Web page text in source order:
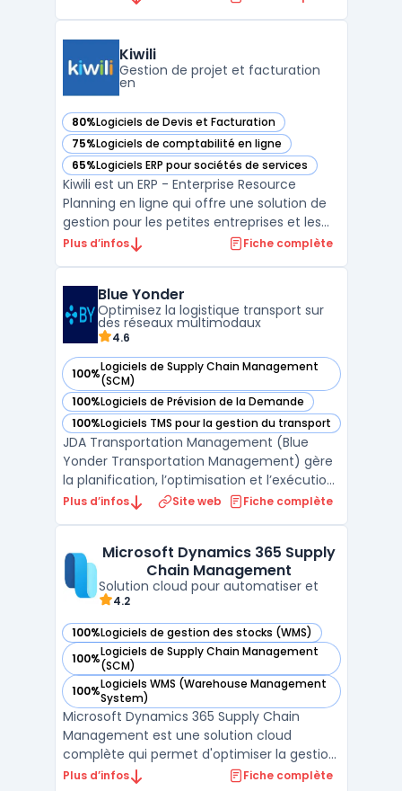
et WooCommerce. Avec erplain, vous
pouvez gére ...
Kiwili
Gestion de projet et facturation
en
80%Logiciels de Devis et Facturation
— voir Kiwili dans cette catégorie
75%Logiciels de comptabilité en ligne
— voir Kiwili dans cette catégorie
65%Logiciels ERP pour sociétés de services
— voir Kiwili dans cette catégorie
Kiwili est un ERP - Enterprise Resource
Planning en ligne qui offre une solution de
gestion pour les petites entreprises et les
travailleurs autonomes. Kiwili permet une
création de devis, la gestion de stock et la g
...
Plus d’infos Fiche complète
Blue Yonder
Optimisez la logistique transport sur
des réseaux multimodaux
4.6
100%Logiciels de Supply Chain Management
(SCM)
— voir Blue Yonder dans cette catégorie
100%Logiciels de Prévision de la Demande
— voir Blue Yonder dans cette catégorie
100%Logiciels TMS pour la gestion du transport
— voir Blue Yonder dans cette catégorie
JDA Transportation Management (Blue
Yonder Transportation Management) gère
la planification, l’optimisation et l’exécution
des transports dans des réseaux mondiaux
des contraintes de coûts, de disponibilité de
capacit ...
Plus d’infos Site web Fiche complète
Microsoft Dynamics 365 Supply
Chain Management
Solution cloud pour automatiser et
4.2
100%Logiciels de gestion des stocks (WMS)
— voir Microsoft Dynamics 365 Supply Chain Management
100%Logiciels de Supply Chain Management
(SCM)
— voir Microsoft Dynamics 365 Supply Chain
100%Logiciels WMS (Warehouse Management
System)
— voir Microsoft Dynamics 365 Supply Chain
Microsoft Dynamics 365 Supply Chain
Management est une solution cloud
complète qui permet d'optimiser la gestion
de la chaîne d'approvisionnement pour les
Plus d’infos Fiche complète